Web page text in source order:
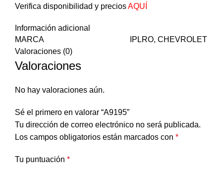
Verifica disponibilidad y preciosAQUÍ
Información adicional
MARCA
IPLRO, CHEVROLET
Valoraciones (0)
Valoraciones
No hay valoraciones aún.
Sé el primero en valorar “A9195”
Tu dirección de correo electrónico no será publicada.
Los campos obligatorios están marcados con *
Tu puntuación *